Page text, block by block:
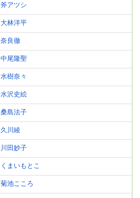
斧アツシ
大林洋平
奈良徹
中尾隆聖
水樹奈々
水沢史絵
桑島法子
久川綾
川田妙子
くまいもとこ
菊池こころ